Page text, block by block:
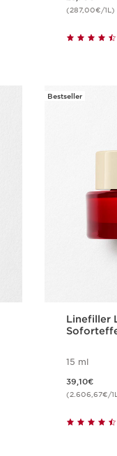
(287,00€/1L)
Bestseller
Linefiller
15 ml
39,10€
(2.606,67€/